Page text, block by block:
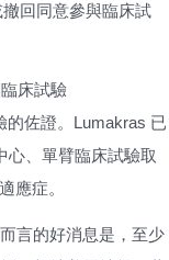
回同意參與臨床試
床試驗
的佐證。Lumakras 已
心、單臂臨床試驗取
應症。
言的好消息是，至少